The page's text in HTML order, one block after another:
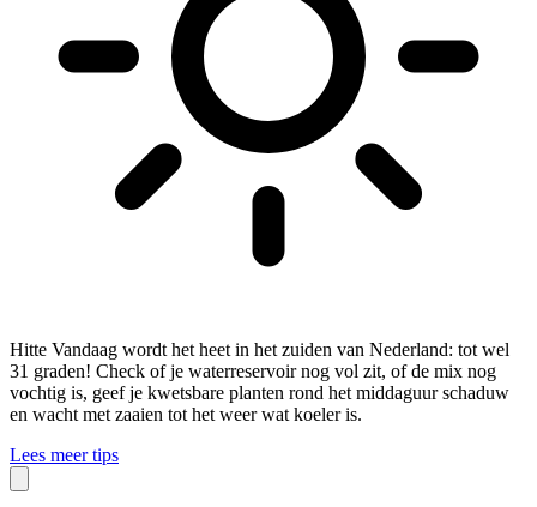
Hitte Vandaag wordt het heet in het zuiden van Nederland: tot wel
31 graden! Check of je waterreservoir nog vol zit, of de mix nog
vochtig is, geef je kwetsbare planten rond het middaguur schaduw
en wacht met zaaien tot het weer wat koeler is.
Lees meer tips